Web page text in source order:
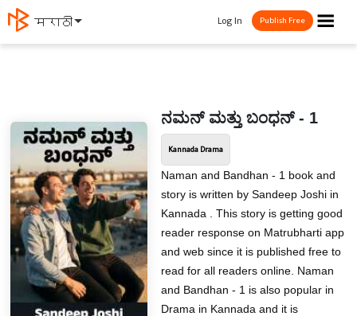
मराठी ☰
Log In Publish Free
ನಮನ್ ಮತ್ತು ಬಂಧನ್ - 1
Kannada Drama
Naman and Bandhan - 1 book and
story is written by Sandeep Joshi in
Kannada . This story is getting good
reader response on Matrubharti app
and web since it is published free to
read for all readers online. Naman
and Bandhan - 1 is also popular in
Drama in Kannada and it is